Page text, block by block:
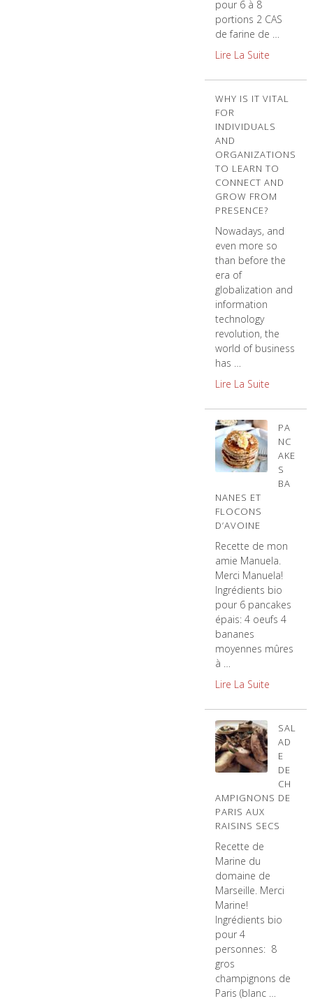
pour 6 à 8
portions 2 CAS
de farine de …
Lire La Suite
WHY IS IT VITAL
FOR
INDIVIDUALS
AND
ORGANIZATIONS
TO LEARN TO
CONNECT AND
GROW FROM
PRESENCE?
Nowadays, and
even more so
than before the
era of
globalization and
information
technology
revolution, the
world of business
has …
Lire La Suite
PA
NC
AKE
S
BA
NANES ET
FLOCONS
D’AVOINE
Recette de mon
amie Manuela.
Merci Manuela!
Ingrédients bio
pour 6 pancakes
épais: 4 oeufs 4
bananes
moyennes mûres
à …
Lire La Suite
SAL
AD
E
DE
CH
AMPIGNONS DE
PARIS AUX
RAISINS SECS
Recette de
Marine du
domaine de
Marseille. Merci
Marine!
Ingrédients bio
pour 4
personnes: 8
gros
champignons de
Paris (blanc …